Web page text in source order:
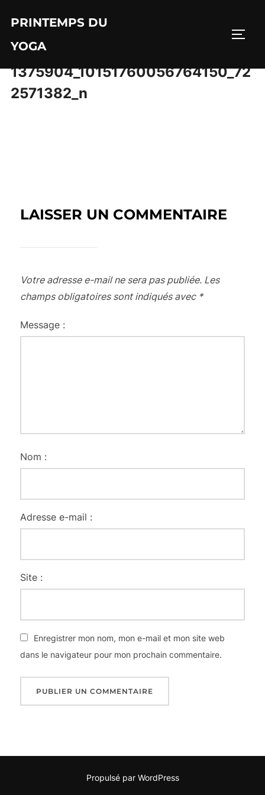
contenu
PRINTEMPS DU
YOGA
1375904_10151760056764150_72
2571382_n
LAISSER UN COMMENTAIRE
Votre adresse e-mail ne sera pas publiée. Les
champs obligatoires sont indiqués avec *
Message :
Nom :
Adresse e-mail :
Site :
Enregistrer mon nom, mon e-mail et mon site web
dans le navigateur pour mon prochain commentaire.
Propulsé par WordPress